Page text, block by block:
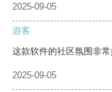
2025-09-05
游客
这款软件的社区氛围非
2025-09-05